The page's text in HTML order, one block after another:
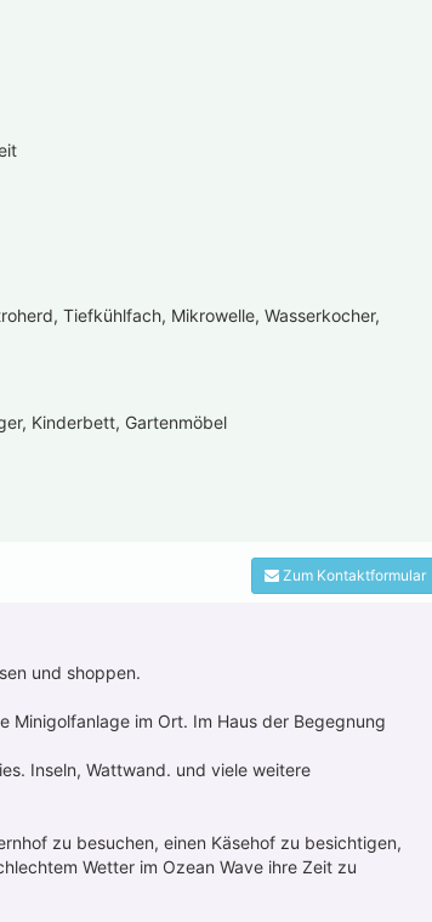
Tiefkühlfach, Mikrowelle, Wasserkocher,
Kinderbett, Gartenmöbel
Zum Kontaktformular
und shoppen.
Minigolfanlage im Ort. Im Haus der Begegnung
Inseln, Wattwand. und viele weitere
zu besuchen, einen Käsehof zu besichtigen,
Wetter im Ozean Wave ihre Zeit zu